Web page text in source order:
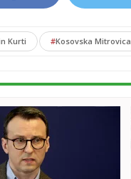
Kurti #Kosovska Mitrovica